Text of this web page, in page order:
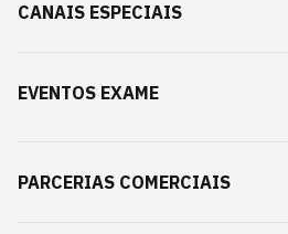
CANAIS ESPECIAIS
EVENTOS EXAME
PARCERIAS COMERCIAIS